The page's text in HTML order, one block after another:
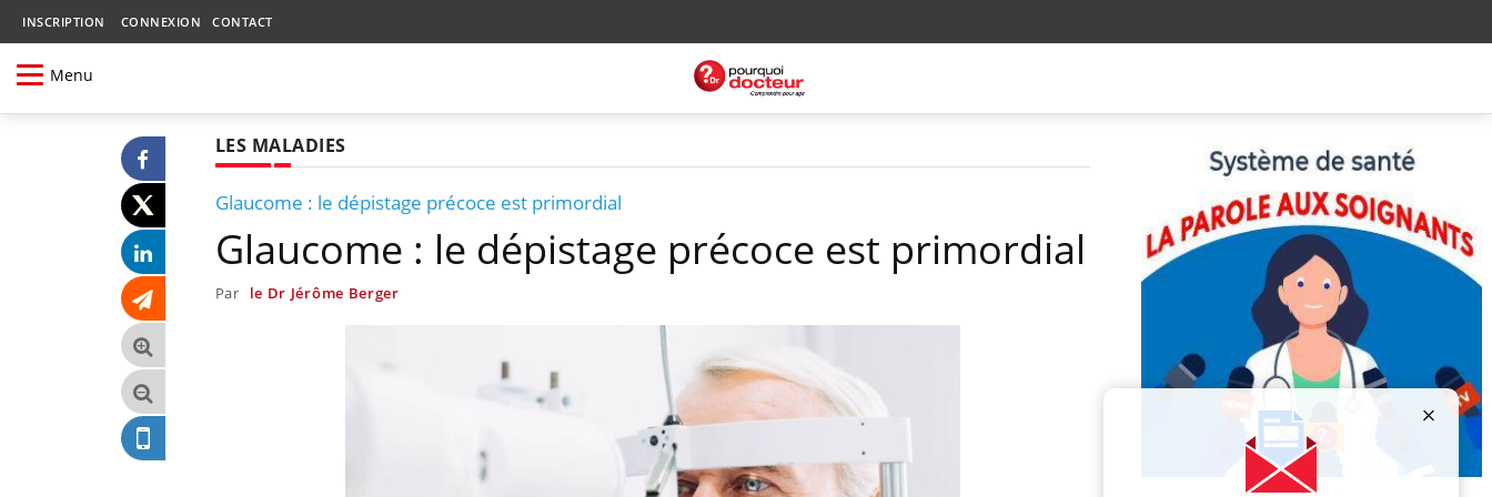
INSCRIPTION CONNEXION CONTACT
Menu
LES MALADIES
Glaucome : le dépistage précoce est primordial
Glaucome : le dépistage précoce est primordial
Par le Dr Jérôme Berger